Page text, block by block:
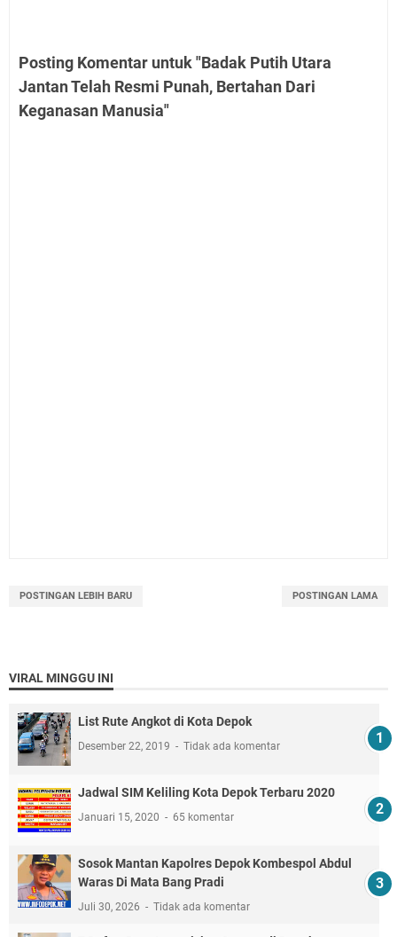
Posting Komentar untuk "Badak Putih Utara
Jantan Telah Resmi Punah, Bertahan Dari
Keganasan Manusia"
POSTINGAN LEBIH BARU POSTINGAN LAMA
VIRAL MINGGU INI
List Rute Angkot di Kota Depok
Desember 22, 2019 Tidak ada komentar
Jadwal SIM Keliling Kota Depok Terbaru 2020
Januari 15, 2020 65 komentar
Sosok Mantan Kapolres Depok Kombespol Abdul
Waras Di Mata Bang Pradi
Juli 30, 2026 Tidak ada komentar